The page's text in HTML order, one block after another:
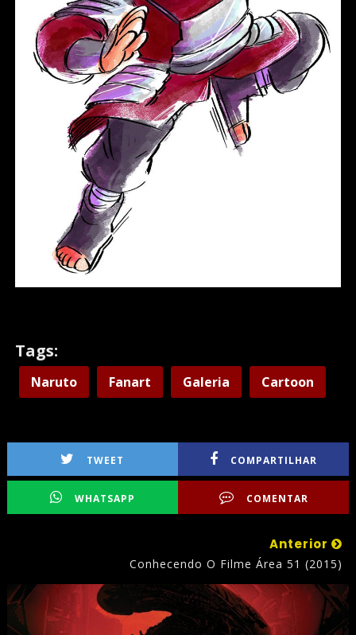
Tags:
Naruto Fanart Galeria Cartoon
TWEET COMPARTILHAR
WHATSAPP COMENTAR
Anterior
Conhecendo O Filme Área 51 (2015)